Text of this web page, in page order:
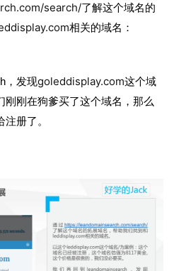
search/了解这个域名的
相关的域名：
，发现goleddisplay.com这个域
刚在狗爹买了这个域名，那么
册了。